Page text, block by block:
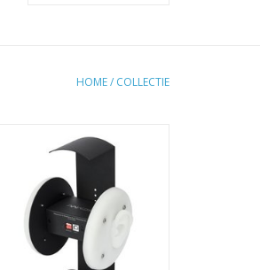
HOME/ COLLECTIE
Response System.
Met miniDSP EARS wordt het
meten van hoofdtelefoons of in-
ears bereikbaar.
TOEVOEGEN AAN WINKELWAGEN